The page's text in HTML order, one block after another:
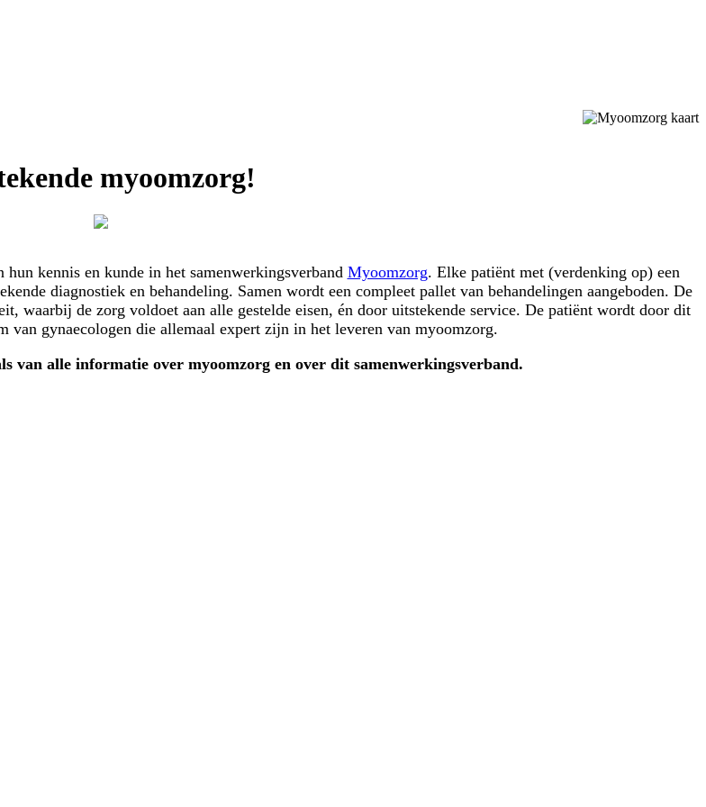
myoomzorg!
kennis en kunde in het samenwerkingsverband Myoomzorg. Elke patiënt met (verdenking op) een
diagnostiek en behandeling. Samen wordt een compleet pallet van behandelingen aangeboden. De
waarbij de zorg voldoet aan alle gestelde eisen, én door uitstekende service. De patiënt wordt door dit
van gynaecologen die allemaal expert zijn in het leveren van myoomzorg.
van alle informatie over myoomzorg en over dit samenwerkingsverband.